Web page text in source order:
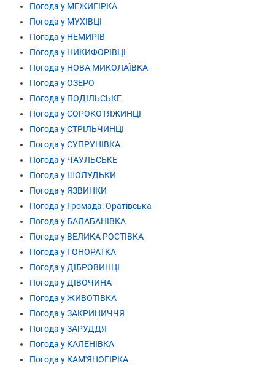
Погода у МЕЖИГІРКА
Погода у МУХІВЦІ
Погода у НЕМИРІВ
Погода у НИКИФОРІВЦІ
Погода у НОВА МИКОЛАЇВКА
Погода у ОЗЕРО
Погода у ПОДІЛЬСЬКЕ
Погода у СОРОКОТЯЖИНЦІ
Погода у СТРІЛЬЧИНЦІ
Погода у СУПРУНІВКА
Погода у ЧАУЛЬСЬКЕ
Погода у ШОЛУДЬКИ
Погода у ЯЗВИНКИ
Погода у Громада: Оратівська
Погода у БАЛАБАНІВКА
Погода у ВЕЛИКА РОСТІВКА
Погода у ГОНОРАТКА
Погода у ДІБРОВИНЦІ
Погода у ДІВОЧИНА
Погода у ЖИВОТІВКА
Погода у ЗАКРИНИЧЧЯ
Погода у ЗАРУДДЯ
Погода у КАЛЕНІВКА
Погода у КАМ'ЯНОГІРКА